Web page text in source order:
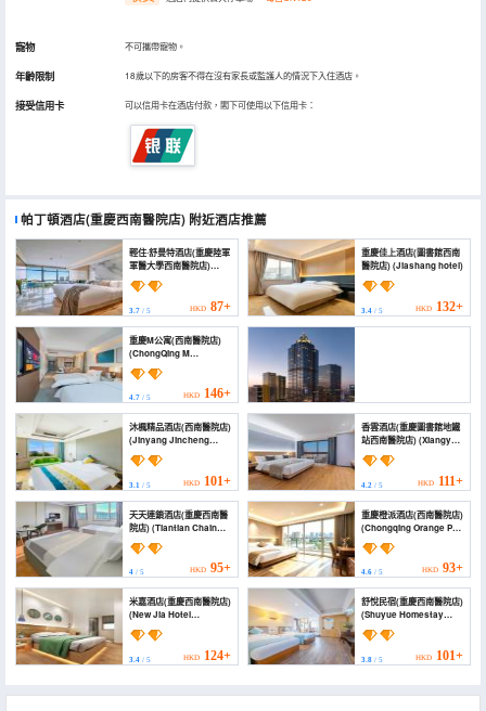
寵物 不可攜帶寵物。
年齡限制 18歲以下的房客不得在沒有家長或監護人的情況下入住酒店。
接受信用卡 可以信用卡在酒店付款，閣下可使用以下信用卡：
帕丁頓酒店(重慶西南醫院店) 附近酒店推薦
輕住·舒曼特酒店(重慶陸軍
軍醫大學西南醫院店)
(Chongqing SMT
Business Hotel)
3.7 / 5 HKD 87+
重慶佳上酒店(圖書館西南
醫院店) (Jiashang hotel)
3.4/ 5 HKD 132+
重慶M公寓(西南醫院店)
(ChongQing M
apartment)
4.7 / 5 HKD 146+
重慶金悅灣酒店(圖書館地鐵站西南醫院店)
(Chongqing Jinyue Bay
Hotel（tushuguanditiezhanxinanyiyuandian）)
4 / 5 111+
沐楓精品酒店(西南醫院店)
(Jinyang Jincheng
Hotel)
3.1 / 5 HKD 101+
香雲酒店(重慶圖書館地鐵
站西南醫院店) (Xiangyun
Hotel (Chongqing
Library Metro Station
Southwest Hospital
Store))
4.2/ 5 HKD 111+
天天連鎖酒店(重慶西南醫
院店) (Tiantian Chain
Hotel Chongqing Xinan
Hospital)
4 / 5 HKD 95+
重慶橙派酒店(西南醫院店)
(Chongqing Orange Pai
Hotel (Southwest
Hospital))
4.6/ 5 HKD 93+
米嘉酒店(重慶西南醫院店)
(New Jia Hotel
(Chongqing Southwest
Hospital))
3.4 / 5 HKD 124+
舒悅民宿(重慶西南醫院店)
(Shuyue Homestay
(Chongqing Southwest
Hospital))
3.8/ 5 HKD 101+